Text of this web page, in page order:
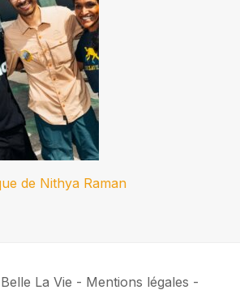
de Nithya Raman
La Vie - Mentions légales -